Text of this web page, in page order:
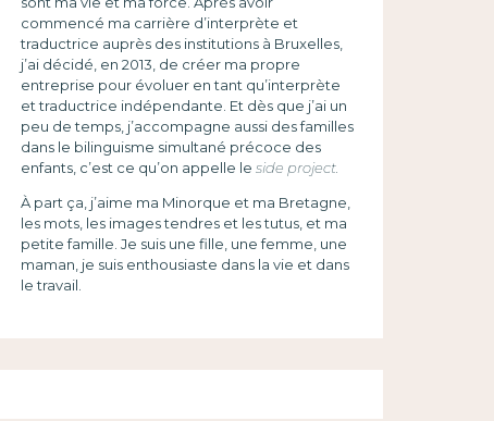
commencé ma carrière d’interprète et
traductrice auprès des institutions à Bruxelles,
j’ai décidé, en 2013, de créer ma propre
entreprise pour évoluer en tant qu’interprète
et traductrice indépendante. Et dès que j’ai un
peu de temps, j’accompagne aussi des familles
dans le bilinguisme simultané précoce des
enfants, c’est ce qu’on appelle le side project.
À part ça, j’aime ma Minorque et ma Bretagne,
les mots, les images tendres et les tutus, et ma
petite famille. Je suis une fille, une femme, une
maman, je suis enthousiaste dans la vie et dans
le travail.